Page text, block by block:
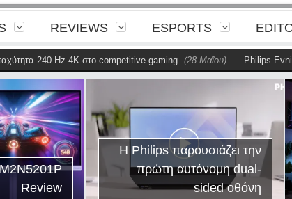
REVIEWS ESPORTS
240 Hz 4K στο competitive gaming (28 Μαΐου) Philips Evnia
Review
Η Philips παρουσιάζει την
πρώτη αυτόνομη dual-
sided οθόνη